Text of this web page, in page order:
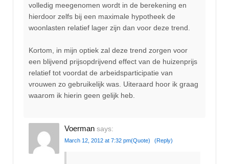
volledig meegenomen wordt in de berekening en
hierdoor zelfs bij een maximale hypotheek de
woonlasten relatief lager zijn dan voor deze trend.
Kortom, in mijn optiek zal deze trend zorgen voor
een blijvend prijsopdrijvend effect van de huizenprijs
relatief tot voordat de arbeidsparticipatie van
vrouwen zo gebruikelijk was. Uiteraard hoor ik graag
waarom ik hierin geen gelijk heb.
Voerman says:
March 12, 2012 at 7:32 pm(Quote) (Reply)